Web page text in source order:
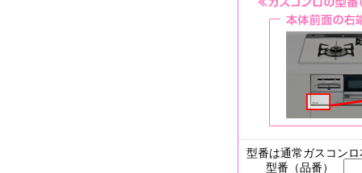
型番は通常ガスコン
型番（品番）